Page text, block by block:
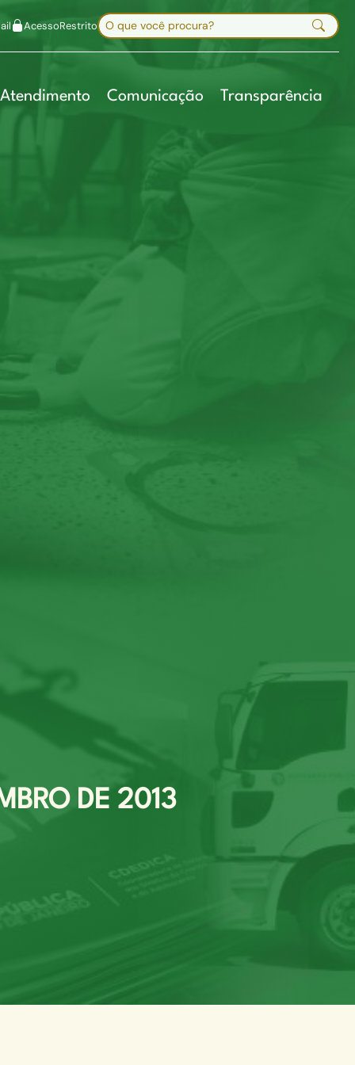
Mapa do site
AcessoRestritoBuscar no site
Digite sua busca e pressione Enter
Atendimento Comunicação Transparência
DE 2013